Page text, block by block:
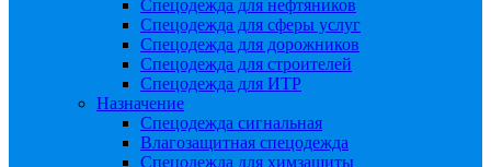
Спецодежда для нефтяников
Спецодежда для сферы услуг
Спецодежда для дорожников
Спецодежда для строителей
Спецодежда для ИТР
Назначение
Спецодежда сигнальная
Влагозащитная спецодежда
Спецодежда для химзащиты